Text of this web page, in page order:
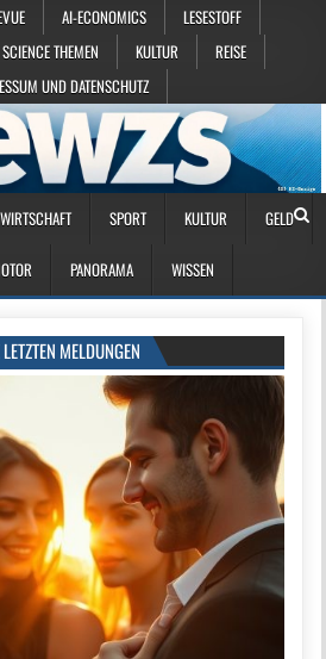
AI-ECONOMICS
LESESTOFF
SCIENCE THEMEN KULTUR
REISE
UND DATENSCHUTZ
WIRTSCHAFT SPORT KULTUR GELD
PANORAMA WISSEN
MELDUNGEN